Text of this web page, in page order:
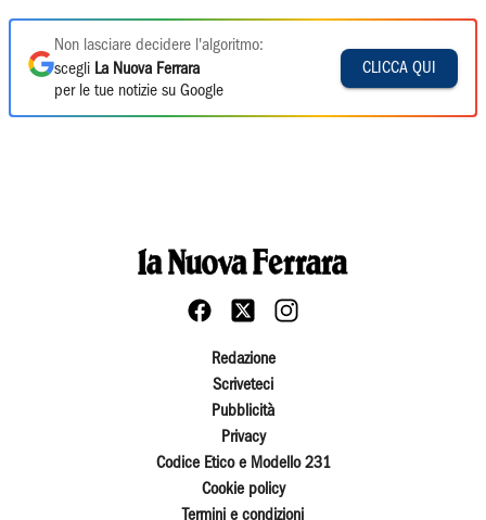
Non lasciare decidere l'algoritmo:
scegli La Nuova Ferrara
per le tue notizie su Google
CLICCA QUI
Redazione
Scriveteci
Pubblicità
Privacy
Codice Etico e Modello 231
Cookie policy
Termini e condizioni